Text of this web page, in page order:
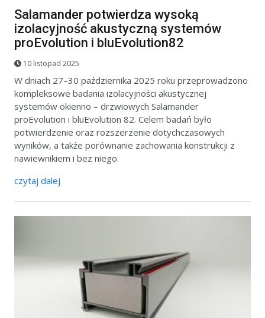
Salamander potwierdza wysoką
izolacyjność akustyczną systemów
proEvolution i bluEvolution82
10 listopad 2025
W dniach 27–30 października 2025 roku przeprowadzono
kompleksowe badania izolacyjności akustycznej
systemów okienno – drzwiowych Salamander
proEvolution i bluEvolution 82. Celem badań było
potwierdzenie oraz rozszerzenie dotychczasowych
wyników, a także porównanie zachowania konstrukcji z
nawiewnikiem i bez niego.
czytaj dalej